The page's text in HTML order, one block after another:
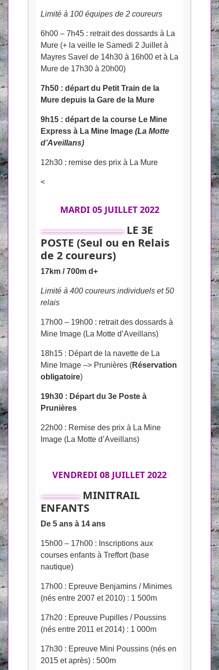
Limité à 100 équipes de 2 coureurs
6h00 – 7h45 : retrait des dossards à La
Mure (+ la veille le Samedi 2 Juillet à
Mayres Savel de 14h30 à 16h00 et à La
Mure de 17h30 à 20h00)
7h50 : départ du Petit Train de la
Mure depuis la Gare de la Mure
9h15 : départ de la course Le Mine
Express à La Mine Image (La Motte
d’Aveillans)
12h30 : remise des prix à La Mure
<
MARDI 05 JUILLET 2022
LE 3E
POSTE (Seul ou en Relais
de 2 coureurs)
17km / 700m d+
Limité à 400 coureurs individuels et 50
relais
17h00 – 19h00 : retrait des dossards à
Mine Image (La Motte d’Aveillans)
18h15 : Départ de la navette de La
Mine Image –> Prunières (Réservation
obligatoire)
19h30 : Départ du 3e Poste à
Prunières
22h00 : Remise des prix à La Mine
Image (La Motte d’Aveillans)
VENDREDI 08 JUILLET 2022
MINITRAIL
ENFANTS
De 5 ans à 14 ans
15h00 – 17h00 : Inscriptions aux
courses enfants à Treffort (base
nautique)
17h00 : Epreuve Benjamins / Minimes
(nés entre 2007 et 2010) : 1 500m
17h20 : Epreuve Pupilles / Poussins
(nés entre 2011 et 2014) : 1 000m
17h30 : Epreuve Mini Poussins (nés en
2015 et après) : 500m